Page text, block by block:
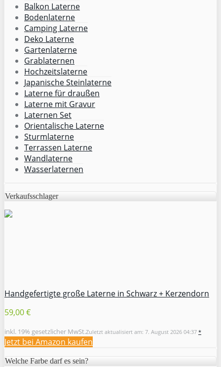
Balkon Laterne
Bodenlaterne
Camping Laterne
Deko Laterne
Gartenlaterne
Grablaternen
Hochzeitslaterne
Japanische Steinlaterne
Laterne für draußen
Laterne mit Gravur
Laternen Set
Orientalische Laterne
Sturmlaterne
Terrassen Laterne
Wandlaterne
Wasserlaternen
Verkaufsschlager
Handgefertigte große Laterne in Schwarz + Kerzendorn
59,00 €
inkl. 19% gesetzlicher MwSt.Zuletzt aktualisiert am: 7. August 2026 04:37 *
Jetzt bei Amazon kaufen
Welche Farbe darf es sein?